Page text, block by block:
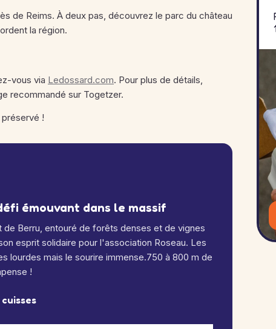
de Reims. À deux pas, découvrez le parc du château
la région.
vous via Ledossard.com. Pour plus de détails,
recommandé sur Togetzer.
!
émouvant dans le massif
Berru, entouré de forêts denses et de vignes
esprit solidaire pour l'association Roseau. Les
lourdes mais le sourire immense.750 à 800 m de
!